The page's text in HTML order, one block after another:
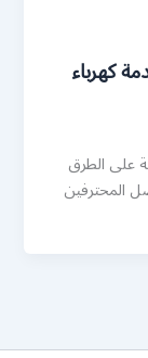
رقم خدمة كهرباء
على الطرق
المحترفين